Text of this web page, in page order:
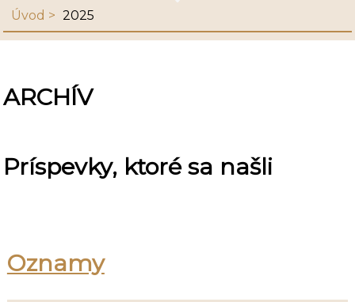
Úvod 2025
ARCHÍV
Príspevky, ktoré sa našli
Oznamy